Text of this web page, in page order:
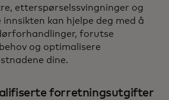
etterspørselssvingninger og
kan hjelpe deg med å
forutse
og optimalisere
dine.
forretningsutgifter